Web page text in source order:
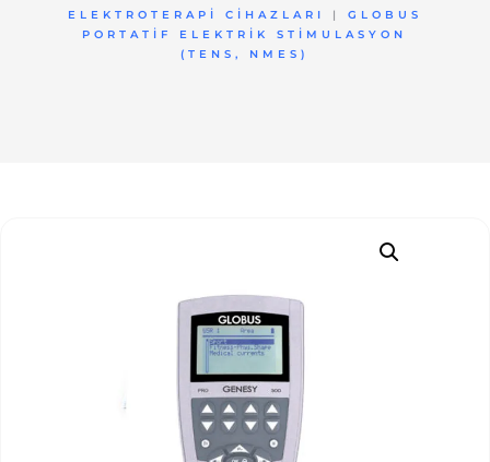
ELEKTROTERAPI CIHAZLARI | GLOBUS
PORTATIF ELEKTRIK STIMULASYON
(TENS, NMES)